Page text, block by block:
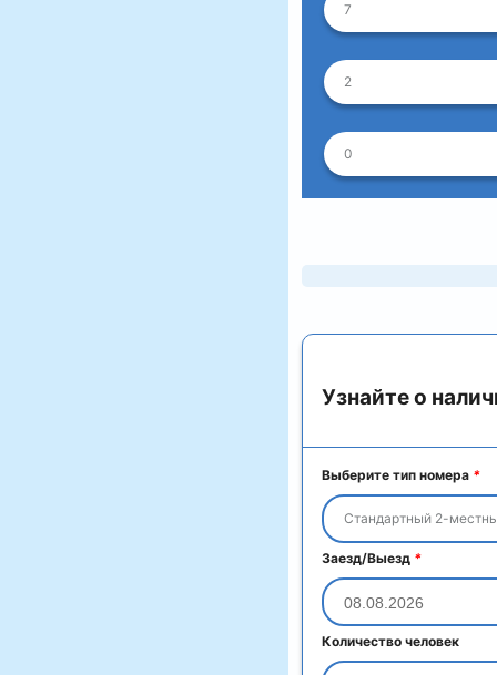
7
2
0
Узнайте о
Выберите тип номера *
Стандартный 2-
Заезд/Выезд *
Количество человек